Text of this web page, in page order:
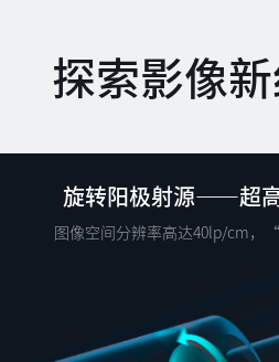
探索影像
旋转阳极射源——超
图像空间分辨率高达40lp/cm，